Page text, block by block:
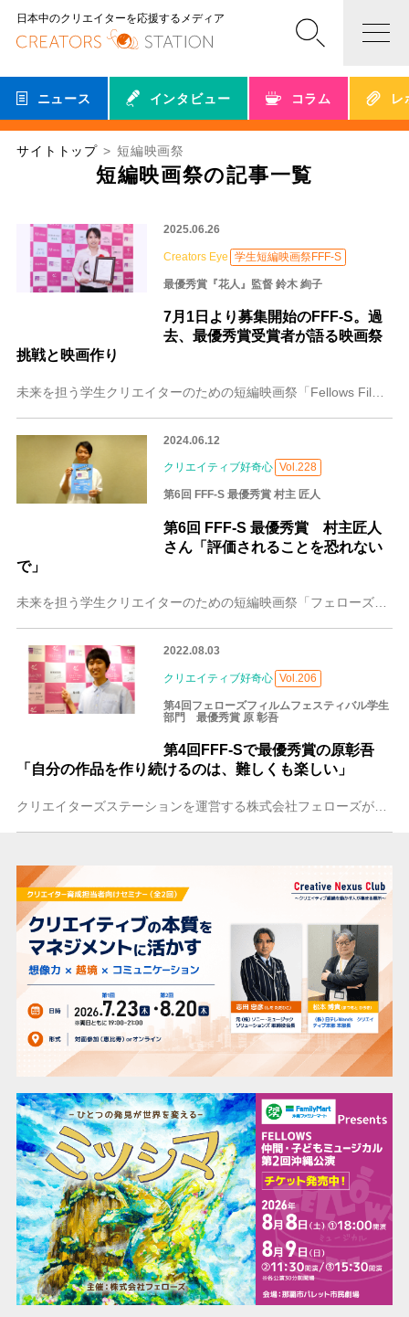
日本中のクリエイターを応援するメディア
ニュース インタビュー コラム レ
サイトトップ 短編映画祭
短編映画祭の記事一覧
2025.06.26
Creators Eye 学生短編映画祭FFF-S
最優秀賞『花人』監督 鈴木 絢子
7月1日より募集開始のFFF-S。過
去、最優秀賞受賞者が語る映画祭
挑戦と映画作り
未来を担う学生クリエイターのための短編映画祭「Fellows Film Festival for Studemts（以下、FFF-S）」。国内の学生を対象に、4
2024.06.12
クリエイティブ好奇心 Vol.228
第6回 FFF-S 最優秀賞 村主 匠人
第6回 FFF-S 最優秀賞 村主匠人
さん「評価されることを恐れない
で」
未来を担う学生クリエイターのための短編映画祭「フェローズフィルムフェスティバル学生部門（以下、FFF-S）」。国内の学生を対象にしたこの映画祭では、毎年さまざま
2022.08.03
クリエイティブ好奇心 Vol.206
第4回フェローズフィルムフェスティバル学生
部門 最優秀賞 原 彰吾
第4回FFF-Sで最優秀賞の原彰吾
「自分の作品を作り続けるのは、難しくも楽しい」
クリエイターズステーションを運営する株式会社フェローズが開催する、学生のための短編映画祭「フェローズフィルムフェスティバル学生部門（以下FFF-S）」は、国内の